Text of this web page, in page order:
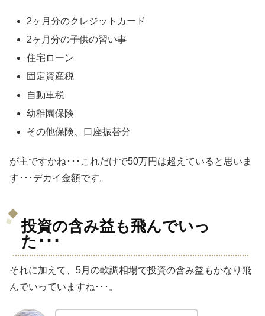
2ヶ月分のクレジットカード
2ヶ月分の子供の習い事
住宅ローン
固定資産税
自動車税
幼稚園保険
その他保険、口座振替分
が主ですかね･･･これだけで50万円は超えていると思いま
す･･･デカイ金額です。
投資の含み益も飛んでいっ
た･･･
それに加えて、5月の軟調相場で投資の含み益もかなり飛
んでいっていますね･･･。